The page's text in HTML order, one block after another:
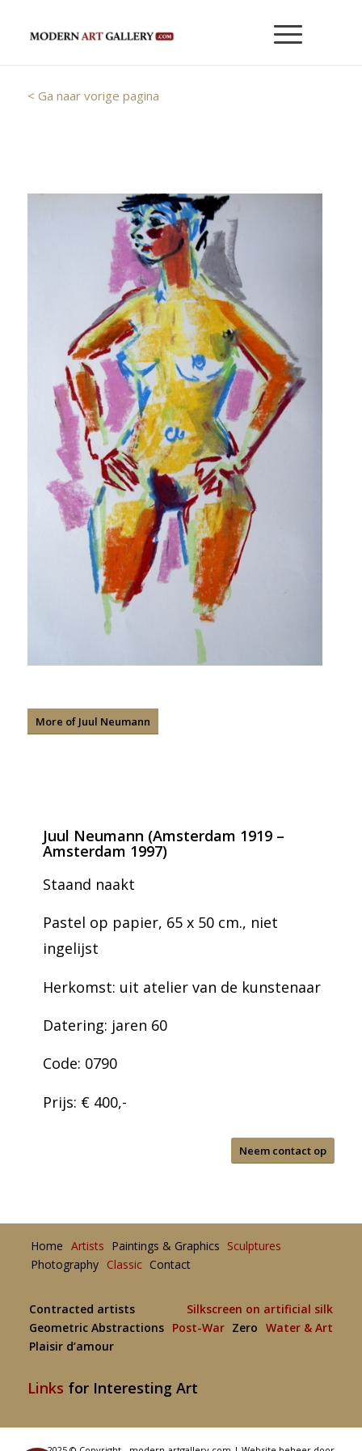
< Ga naar vorige pagina
More of Juul Neumann
Juul Neumann (Amsterdam 1919 –
Amsterdam 1997)
Staand naakt
Pastel op papier, 65 x 50 cm., niet
ingelijst
Herkomst: uit atelier van de kunstenaar
Datering: jaren 60
Code: 0790
Prijs: € 400,-
Neem contact op
Home Artists Paintings & Graphics Sculptures
Photography Classic Contact
Contracted artists
Silkscreen on artificial silk
Geometric Abstractions
Post-War Zero Water & Art
Plaisir d’amour
Links for Interesting Art